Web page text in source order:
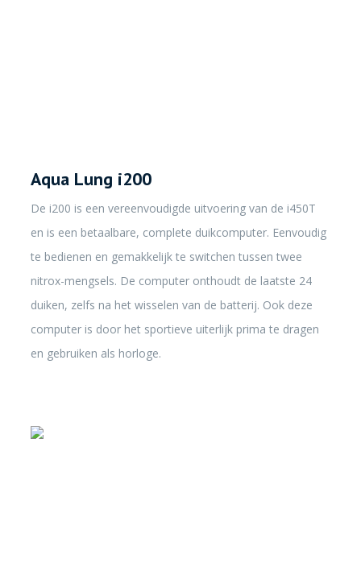
Aqua Lung i200
De i200 is een vereenvoudigde uitvoering van de i450T
en is een betaalbare, complete duikcomputer. Eenvoudig
te bedienen en gemakkelijk te switchen tussen twee
nitrox-mengsels. De computer onthoudt de laatste 24
duiken, zelfs na het wisselen van de batterij. Ook deze
computer is door het sportieve uiterlijk prima te dragen
en gebruiken als horloge.